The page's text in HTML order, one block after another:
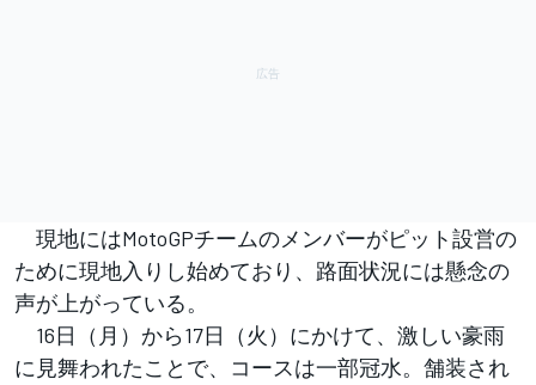
現地にはMotoGPチームのメンバーがピット設営の
ために現地入りし始めており、路面状況には懸念の
声が上がっている。
16日（月）から17日（火）にかけて、激しい豪雨
に見舞われたことで、コースは一部冠水。舗装され